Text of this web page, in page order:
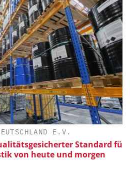
E.V.
Standard für
von heute und morgen